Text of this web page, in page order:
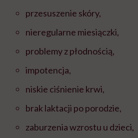
przesuszenie skóry,
nieregularne miesiączki,
problemy z płodnością,
impotencja,
niskie ciśnienie krwi,
brak laktacji po porodzie,
zaburzenia wzrostu u dzieci,